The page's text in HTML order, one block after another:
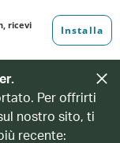
Per offrirti
nostro sito, ti
recente: